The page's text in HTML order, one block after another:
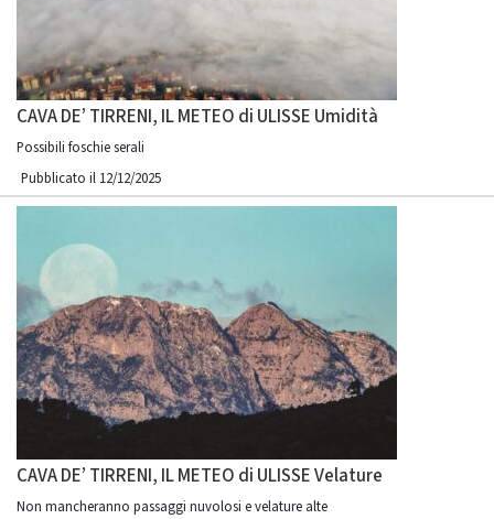
CAVA DE’ TIRRENI, IL METEO di ULISSE Umidità
Possibili foschie serali
Pubblicato il 12/12/2025
CAVA DE’ TIRRENI, IL METEO di ULISSE Velature
Non mancheranno passaggi nuvolosi e velature alte